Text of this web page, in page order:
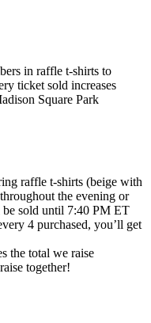
in raffle t-shirts to
ticket sold increases
Square Park
raffle t-shirts (beige with
the evening or
sold until 7:40 PM ET
4 purchased, you’ll get
the total we raise
together!